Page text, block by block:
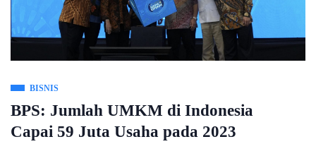
BISNIS
BPS: Jumlah UMKM di Indonesia
Capai 59 Juta Usaha pada 2023